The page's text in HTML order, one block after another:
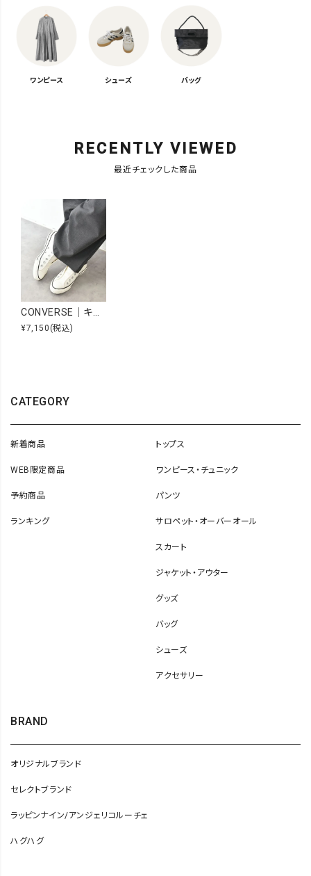
ワンピース シューズ バッグ
RECENTLY VIEWED
最近チェックした商品
¥7,150 (税込)
CATEGORY
新着商品
WEB限定商品
予約商品
ランキング
トップス
ワンピース・チュニック
パンツ
サロペット・オーバーオール
スカート
ジャケット・アウター
グッズ
バッグ
シューズ
アクセサリー
BRAND
オリジナルブランド
セレクトブランド
ラッピンナイン/アンジェリコルーチェ
ハグハグ